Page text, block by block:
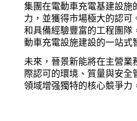
集團在電動車充電基建設施
力，並獲得市場極大的認
和具備經驗豐富的工程團隊
動車充電設施建設的一站式
未來，晉景新能將在主營業
際認可的環境、質量與安
領域增强獨特的核心競爭力